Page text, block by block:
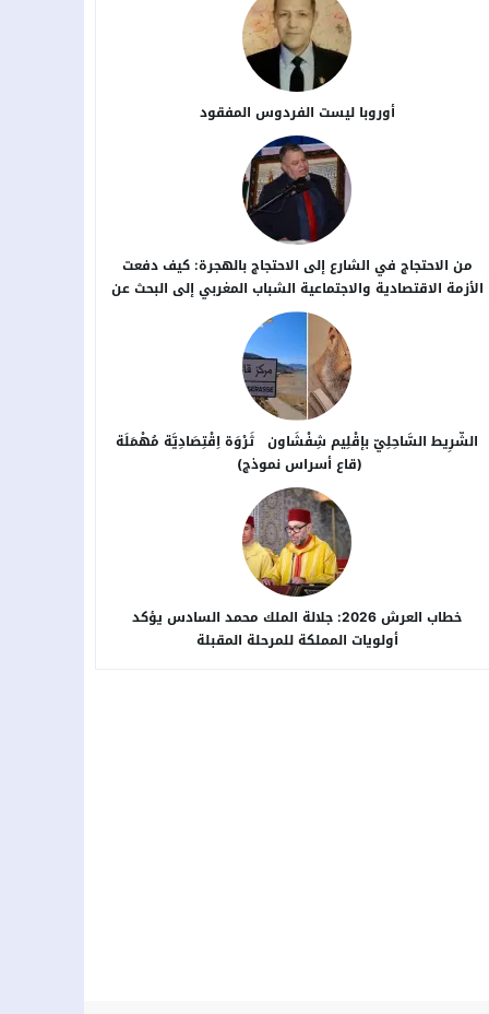
أوروبا ليست الفردوس المفقود
من الاحتجاج في الشارع إلى الاحتجاج بالهجرة: كيف دفعت
الأزمة الاقتصادية والاجتماعية الشباب المغربي إلى البحث عن
بدائل خارج الوطن؟
الشَّرِيط السَّاحِلِيّ بإقْلِيم شِفْشَاون ثَرْوَة اِقْتِصَادِيَّة مُهْمَلَة
(قاع أسراس نموذج)
خطاب العرش 2026: جلالة الملك محمد السادس يؤكد
أولويات المملكة للمرحلة المقبلة